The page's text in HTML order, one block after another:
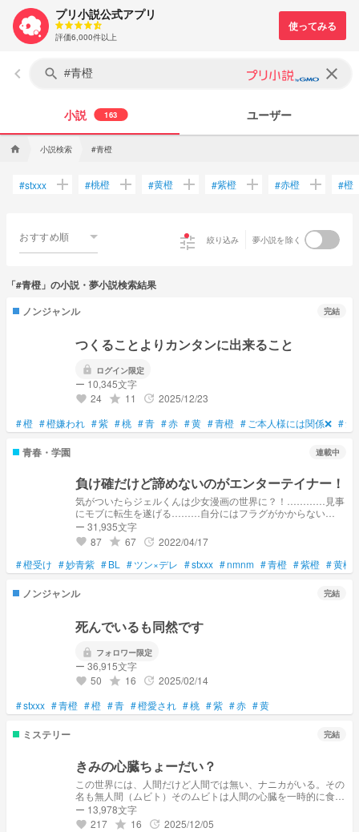
プリ小説公式アプリ
評価6,000件以上
keyboard_arrow_left search clear
小説 163 ユーザー
home 小説検索 #青橙
#stxxx add #桃橙 add #黄橙 add #紫橙 add #赤橙 add #橙
おすすめ順 tune 絞り込み 夢小説を除く
「#青橙」の小説・夢小説検索結果
ノンジャンル
完結
つくることよりカンタンに出来ること
lock ログイン限定
ー 10,345文字
favorite 24 grade 11 update 2025/12/23
#橙 #橙嫌われ #紫 #桃 #青 #赤 #黄 #青橙 # ご本人様には関係❌ #気
青春・学園 連載中
負け確だけど諦めないのがエンターテイナー！
気がついたらジェルくんは少女漫画の世界に？！…………見事
にモブに転生を遂げる………自分にはフラグがかからない
が…………諦めない心だけは主人公より主人公してます！ タ
グについてですが……今の現状に沿ってタグを付けてます！
ー 31,935文字
favorite 87 grade 67 update 2022/04/17
#橙受け #妙青紫 #BL #ツン×デレ #stxxx #nmnm #青橙 #紫橙 #黄橙
ノンジャンル 完結
死んでいるも同然です
lock フォロワー限定
ー 36,915文字
favorite 50 grade 16 update 2025/02/14
#stxxx #青橙 #橙 #青 #橙愛され #桃 #紫 #赤 #黄
ミステリー 完結
きみの心臓ちょーだい？
この世界には、人間だけど人間では無い、ナニカがいる。その
名も無人間（ムビト）そのムビトは人間の心臓を一時的に食べ
ないと死んでしまう そんなムビトにも治る方法がある。 それ
は…… "1番に想う人の心臓を食べることだ" 完結しました これ
ー 13,978文字
favorite 217 grade 16 update 2025/12/05